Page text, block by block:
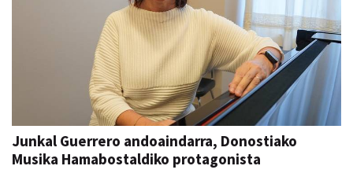
Junkal Guerrero andoaindarra, Donostiako
Musika Hamabostaldiko protagonista